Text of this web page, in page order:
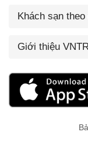
Khách sạn
Giới thiệu